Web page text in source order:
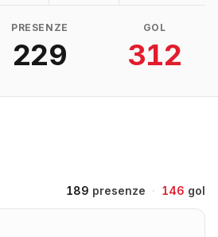
PRESENZE
229
GOL
312
189 presenze · 146 gol